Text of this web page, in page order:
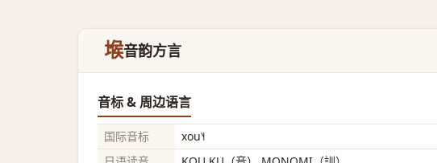
堠音韵方言
音标 & 周边语言
国际音标
xou˥˧